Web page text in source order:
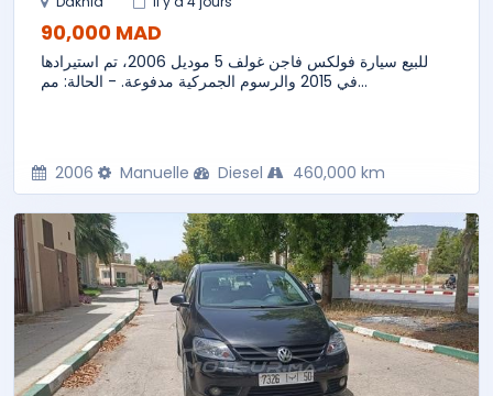
90,000 MAD
للبيع سيارة فولكس فاجن غولف 5 موديل 2006، تم استيرادها
في 2015 والرسوم الجمركية مدفوعة. - الحالة: مم...
2006 Manuelle Diesel 460,000 km